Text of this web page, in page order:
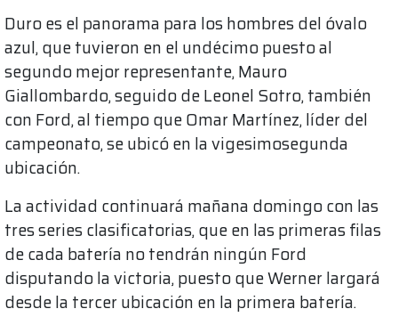
Duro es el panorama para los hombres del óvalo
azul, que tuvieron en el undécimo puesto al
segundo mejor representante, Mauro
Giallombardo, seguido de Leonel Sotro, también
con Ford, al tiempo que Omar Martínez, líder del
campeonato, se ubicó en la vigesimosegunda
ubicación.
La actividad continuará mañana domingo con las
tres series clasificatorias, que en las primeras filas
de cada batería no tendrán ningún Ford
disputando la victoria, puesto que Werner largará
desde la tercer ubicación en la primera batería.